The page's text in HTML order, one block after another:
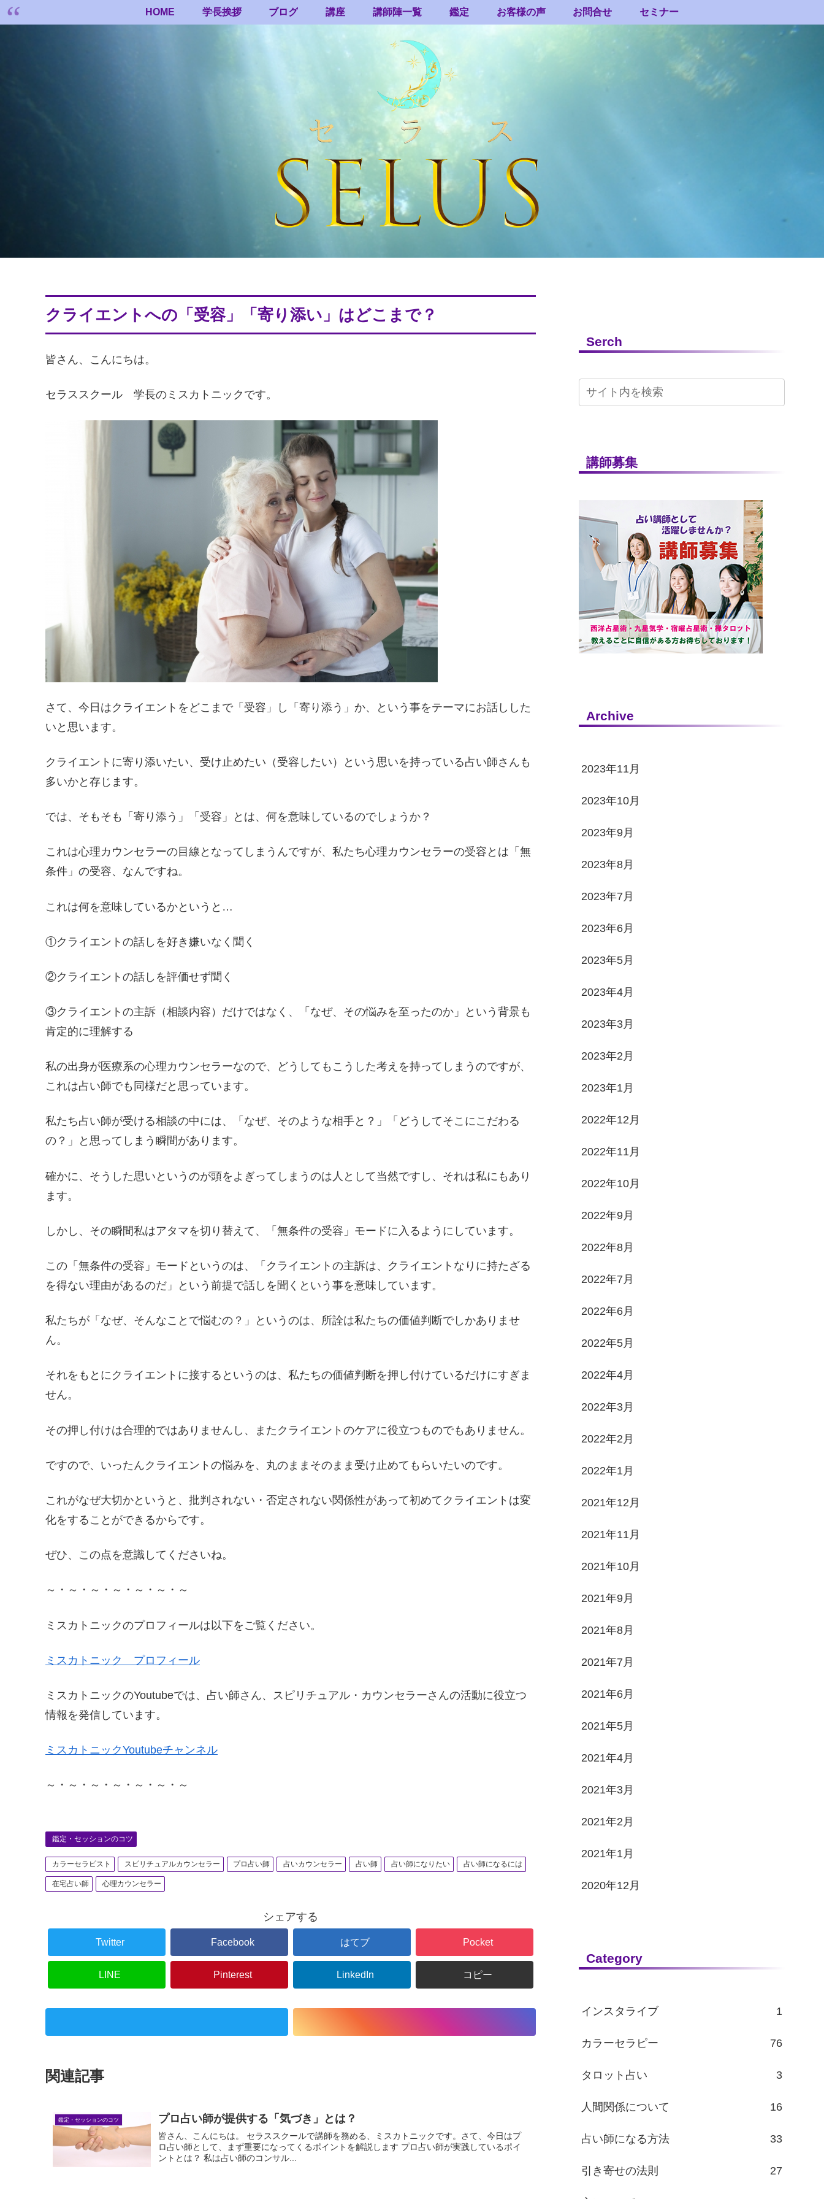
HOME 学長挨拶 ブログ 講座 講師陣一覧 鑑定 お客様の声 お問合せ セミナー
クライエントへの「受容」「寄り添い」はどこまで？
皆さん、こんにちは。
セラススクール 学長のミスカトニックです。
さて、今日はクライエントをどこまで「受容」し「寄り添う」か、という事をテーマにお話しした
いと思います。
クライエントに寄り添いたい、受け止めたい（受容したい）という思いを持っている占い師さんも
多いかと存じます。
では、そもそも「寄り添う」「受容」とは、何を意味しているのでしょうか？
これは心理カウンセラーの目線となってしまうんですが、私たち心理カウンセラーの受容とは「無
条件」の受容、なんですね。
これは何を意味しているかというと…
①クライエントの話しを好き嫌いなく聞く
②クライエントの話しを評価せず聞く
③クライエントの主訴（相談内容）だけではなく、「なぜ、その悩みを至ったのか」という背景も
肯定的に理解する
私の出身が医療系の心理カウンセラーなので、どうしてもこうした考えを持ってしまうのですが、
これは占い師でも同様だと思っています。
私たち占い師が受ける相談の中には、「なぜ、そのような相手と？」「どうしてそこにこだわる
の？」と思ってしまう瞬間があります。
確かに、そうした思いというのが頭をよぎってしまうのは人として当然ですし、それは私にもあり
ます。
しかし、その瞬間私はアタマを切り替えて、「無条件の受容」モードに入るようにしています。
この「無条件の受容」モードというのは、「クライエントの主訴は、クライエントなりに持たざる
を得ない理由があるのだ」という前提で話しを聞くという事を意味しています。
私たちが「なぜ、そんなことで悩むの？」というのは、所詮は私たちの価値判断でしかありませ
ん。
それをもとにクライエントに接するというのは、私たちの価値判断を押し付けているだけにすぎま
せん。
その押し付けは合理的ではありませんし、またクライエントのケアに役立つものでもありません。
ですので、いったんクライエントの悩みを、丸のままそのまま受け止めてもらいたいのです。
これがなぜ大切かというと、批判されない・否定されない関係性があって初めてクライエントは変
化をすることができるからです。
ぜひ、この点を意識してくださいね。
～・～・～・～・～・～・～
ミスカトニックのプロフィールは以下をご覧ください。
ミスカトニック プロフィール
ミスカトニックのYoutubeでは、占い師さん、スピリチュアル・カウンセラーさんの活動に役立つ
情報を発信しています。
ミスカトニックYoutubeチャンネル
～・～・～・～・～・～・～
鑑定・セッションのコツ
カラーセラピスト スピリチュアルカウンセラー プロ占い師 占いカウンセラー 占い師 占い師になりたい 占い師になるには
在宅占い師 心理カウンセラー
シェアする
Twitter Facebook はてブ Pocket
LINE Pinterest LinkedIn コピー
関連記事
鑑定・セッションのコツ プロ占い師が提供する「気づき」とは？
皆さん、こんにちは。 セラススクールで講師を務める、ミスカトニックです。さて、今日はプ
ロ占い師として、まず重要になってくるポイントを解説します プロ占い師が実践しているポイ
ントとは？ 私は占い師のコンサル...
Serch
講師募集
Archive
2023年11月
2023年10月
2023年9月
2023年8月
2023年7月
2023年6月
2023年5月
2023年4月
2023年3月
2023年2月
2023年1月
2022年12月
2022年11月
2022年10月
2022年9月
2022年8月
2022年7月
2022年6月
2022年5月
2022年4月
2022年3月
2022年2月
2022年1月
2021年12月
2021年11月
2021年10月
2021年9月
2021年8月
2021年7月
2021年6月
2021年5月
2021年4月
2021年3月
2021年2月
2021年1月
2020年12月
Category
インスタライブ 1
カラーセラピー 76
タロット占い 3
人間関係について 16
占い師になる方法 33
引き寄せの法則 27